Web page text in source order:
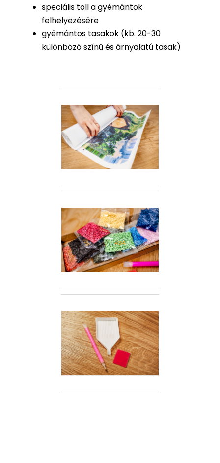
speciális toll a gyémántok
felhelyezésére
gyémántos tasakok (kb. 20-30
különböző színű és árnyalatú tasak)